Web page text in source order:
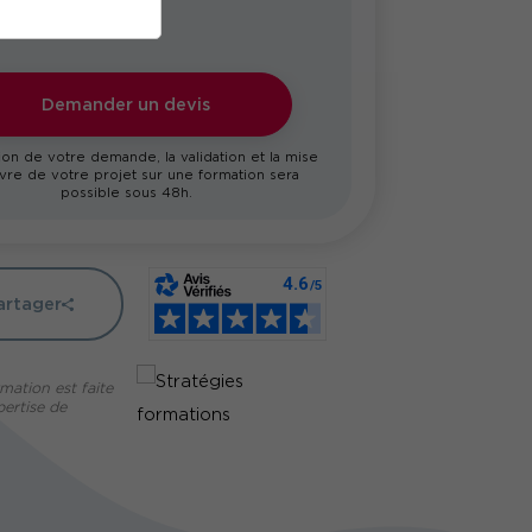
Demander un devis
de votre demande, la validation et la mise
de votre projet sur une formation sera
possible sous 48h.
est faite
de